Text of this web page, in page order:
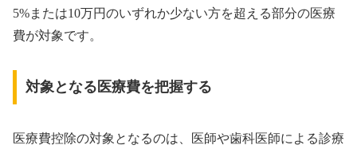
5%または10万円のいずれか少ない方を超える部分の医療
費が対象です。
対象となる医療費を把握する
医療費控除の対象となるのは、医師や歯科医師による診療